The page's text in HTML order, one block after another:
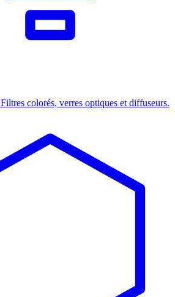
Filtres colorés, verres optiques et diffuseurs.